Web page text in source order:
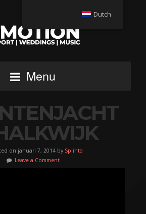
Menu
on januari 7, 2014 by Splinta
Leave a Comment
Dutch